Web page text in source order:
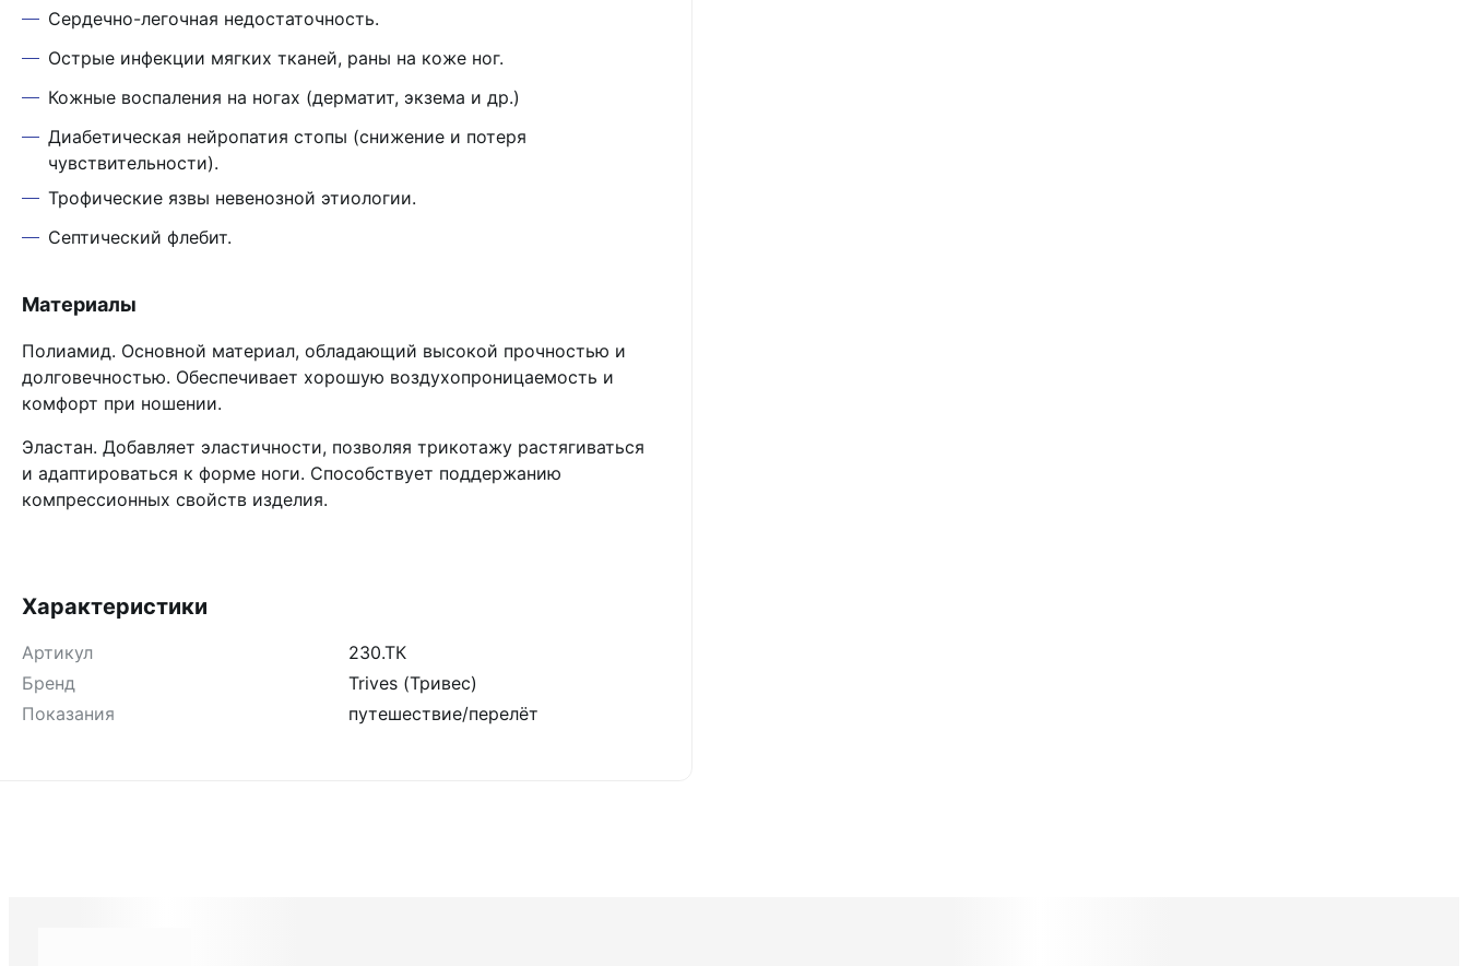
Сердечно-легочная недостаточность.
Острые инфекции мягких тканей, раны на коже ног.
Кожные воспаления на ногах (дерматит, экзема и др.)
Диабетическая нейропатия стопы (снижение и потеря
чувствительности).
Трофические язвы невенозной этиологии.
Септический флебит.
Материалы
Полиамид. Основной материал, обладающий высокой прочностью и
долговечностью. Обеспечивает хорошую воздухопроницаемость и
комфорт при ношении.
Эластан. Добавляет эластичности, позволяя трикотажу растягиваться
и адаптироваться к форме ноги. Способствует поддержанию
компрессионных свойств изделия.
Характеристики
Артикул
230.ТК
Бренд
Trives (Тривес)
Показания
путешествие/перелёт